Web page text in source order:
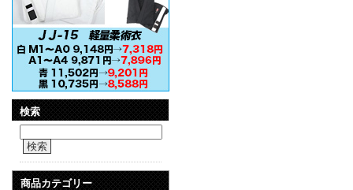
検索
検索
商品カテゴリー